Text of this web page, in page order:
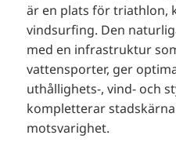
är en plats för triathlon,
vindsurfing. Den
med en infrastruktur
vattensporter, ger
uthållighets-, vind- och
kompletterar
motsvarighet.